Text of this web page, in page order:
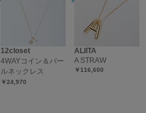
12closet
4WAYコイン＆パー
ルネックレス
￥24,970
ALIITA
A STRAW
￥116,600